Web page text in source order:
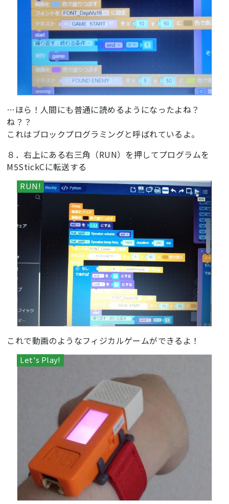
end2():
global vol, walk, boss, end
  hat_spk0.sing(
889 , 1/2)
  hat_spk0.sing(
988, 1/2)
  hat_spk0.sing(
784,
  hat_spk0.sing(
889 , 1)
  hat_spk0.sing(
698, 1/2)
  hat_spk0.sing(
784, 1/2)
  hat_spk0.sing(
1
#
def encount():
  lcd.print(
'HIT for ENEMY ' , 5 , 50, 0xff0000)
if (imu0.acceleration[
    hat_spk0.sing(
131, 1/2)
    lcd.fill(
0xff0000)
    lcd.print(
'HIT!'
    boss = (boss
if
isinstance(boss, Number)
else
    lcd.fill(
0xcc33cc)
#
def
enemy ()
global
vol, walk, boss, end
  hat_spk0.setVolume(vol)
  hat_spk0.sing(
448, 1/2)
  hat_spk0.sing(
392, 1/2)
  hat_spk0.sing(
294, 1 )
  hat_spk0.sing(
lcd.clear()
0x000000
hat_spk0.setVolume(vol)
hat_spk0.tone(1800 200)
lcd.font(lcd.FONT_Comic)
lcd.print(
'PUSH KEY!' , 5, 0xcc9933
while True:
btnA.wasPressed():
…ほら！人間にも普通に読めるようになったよね？
ね？？
これはブロックプログラミングと呼ばれているよ。
８．右上にある右三角（RUN）を押してプログラムを
M5StickCに転送する
これで動画のようなフィジカルゲームができるよ！